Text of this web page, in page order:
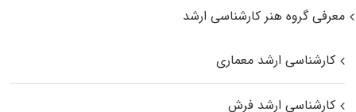
معرفی گروه هنر کارشناسی ارشد
کارشناسی ارشد معماری
کارشناسی ارشد فرش